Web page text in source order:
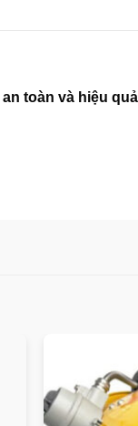
an toàn và hiệu